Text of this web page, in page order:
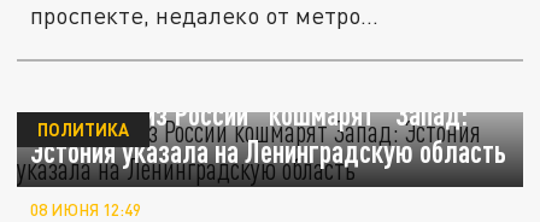
проспекте, недалеко от метро...
Глушилки из России "кошмарят" Запад:
Эстония указала на Ленинградскую область
ПОЛИТИКА
08 ИЮНЯ 12:49